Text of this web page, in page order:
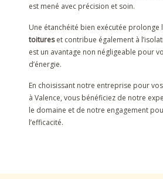
est mené avec précision et soin.
Une étanchéité bien exécutée prolonge
toitureset contribue également à
est un avantage non négligeable pour
d’énergie.
En choisissant notre entreprise pour
à Valence, vous bénéficiez de notre
le domaine et de notre engagement
l’efficacité.